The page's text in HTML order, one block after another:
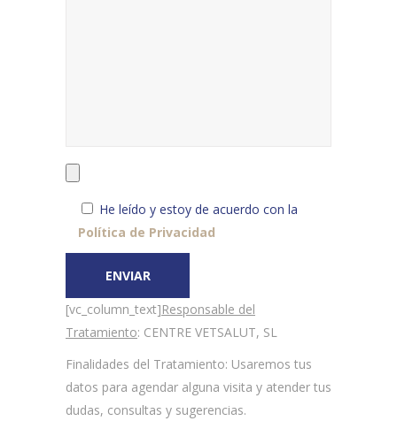
He leído y estoy de acuerdo con la
Política de Privacidad
[vc_column_text]Responsable del
Tratamiento: CENTRE VETSALUT, SL
Finalidades del Tratamiento: Usaremos tus
datos para agendar alguna visita y atender tus
dudas, consultas y sugerencias.